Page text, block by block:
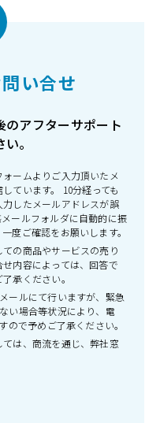
い合せ
のアフターサポート
。
ームよりご入力頂いたメ
ています。 10分経っても
したメールアドレスが誤
ールフォルダに自動的に振
度ご確認をお願いします。
の商品やサービスの売り
内容によっては、回答で
承ください。
ールにて行いますが、緊急
い場合等状況により、電
ので予めご了承ください。
は、商流を通じ、弊社窓